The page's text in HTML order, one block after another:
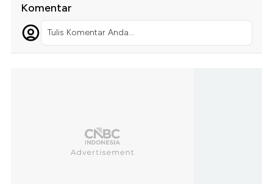
Komentar
Tulis Komentar Anda...